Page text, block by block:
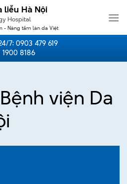
liễu Hà Nội
Hospital
- Nâng tầm làn da Việt
7:0903 479 619
8186
viện Da